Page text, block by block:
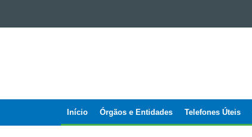
PARANÁ
Navegação
Início Órgãos e Entidades Telefones Úteis